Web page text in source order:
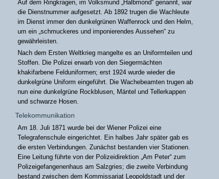
Auf dem Ringkragen, im Volksmund „Halbmond“ genannt, war
die Dienstnummer aufgesetzt. Ab 1892 trugen die Wachleute
im Dienst immer den dunkelgrünen Waffenrock und den Helm,
um ein „schmuckeres und imponierendes Aussehen“ zu
gewährleisten.
Nach dem Ersten Weltkrieg mangelte es an Uniformteilen und
Stoffen. Die Polizei erwarb von den Siegermächten
khakifarbene Felduniformen; erst 1924 wurde wieder die
dunkelgrüne Uniform eingeführt. Die Wachebeamten trugen ab
nun eine dunkelgrüne Rockblusen, Mäntel und Tellerkappen
und schwarze Hosen.
Telekommunikation
Am 18. Juli 1871 wurde bei der Wiener Polizei eine
Telegrafenschule eingerichtet. Ein halbes Jahr später gab es
die ersten Verbindungen. Zunächst bestanden vier Stationen.
Eine Leitung führte von der Polizeidirektion „Am Peter“ zum
Polizeigefangenenhaus am Salzgries; die zweite Verbindung
bestand zwischen dem Kommissariat Leopoldstadt und der